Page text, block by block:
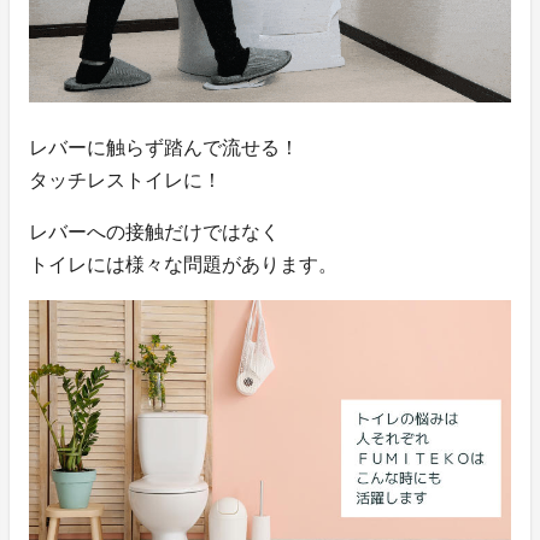
レバーに触らず踏んで流せる！
タッチレストイレに！
レバーへの接触だけではなく
トイレには様々な問題があります。